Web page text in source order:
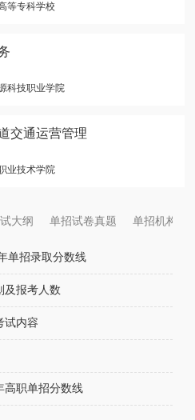
等专科学校
科技职业学院
交通运营管理
业技术学院
大纲 单招试卷真题 单招机构
单招录取分数线
及报考人数
试内容
高职单招分数线